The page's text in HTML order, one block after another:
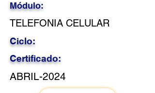
Módulo:
TELEFONIA CELULAR
Ciclo:
Certificado:
ABRIL-2024